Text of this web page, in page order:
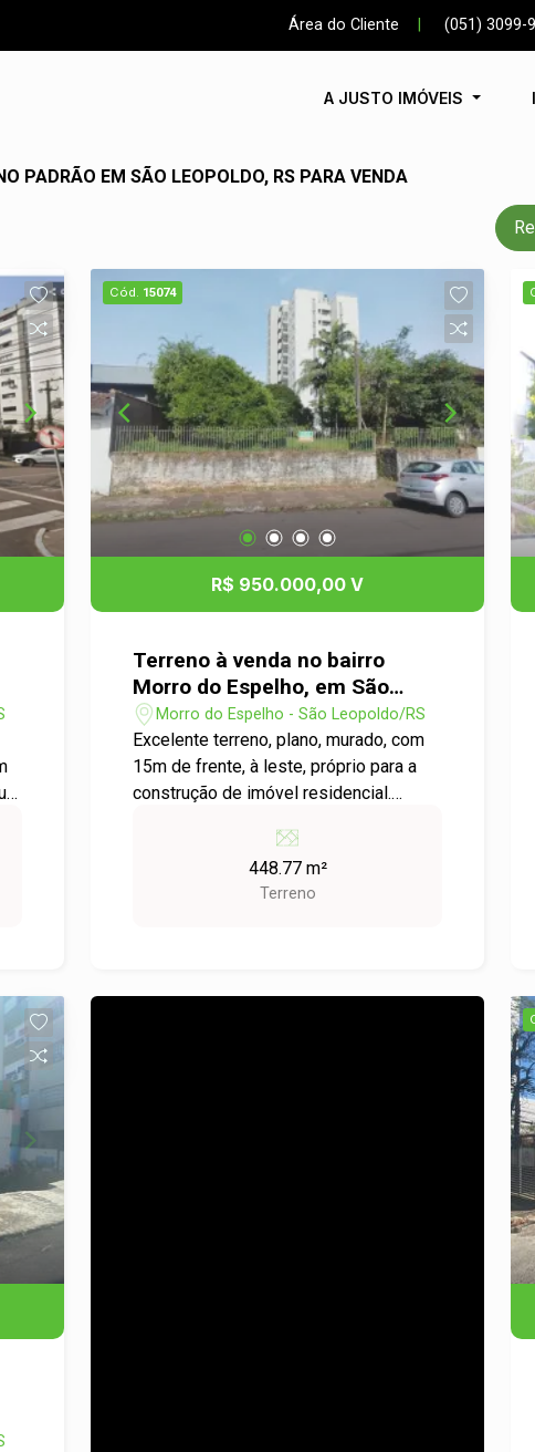
Área do Cliente (051) 3099-
A JUSTO IMÓVEIS
PADRÃO EM SÃO LEOPOLDO, RS PARA VENDA
Cód. 15074
R$ 950.000,00 V
Terreno à venda no bairro
Morro do Espelho, em São
Leopoldo
Morro do Espelho - São Leopoldo/RS
Excelente terreno, plano, murado, com
15m de frente, à leste, próprio para a
construção de imóvel residencial.
as melhores escolas da cidade, tanto
pública como privada. Grande
oportunidade de fazer uma bela
448.77 m²
Terreno